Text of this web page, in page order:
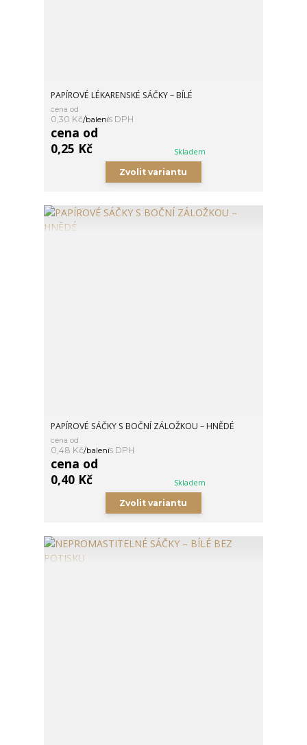
PAPÍROVÉ LÉKARENSKÉ SÁČKY – BÍLÉ
cena od
0,30 Kč/balení
cena od
0,25 Kč
Skladem
Zvolit variantu
PAPÍROVÉ SÁČKY S BOČNÍ ZÁLOŽKOU – HNĚDÉ
cena od
0,48 Kč/balení
cena od
0,40 Kč
Skladem
Zvolit variantu